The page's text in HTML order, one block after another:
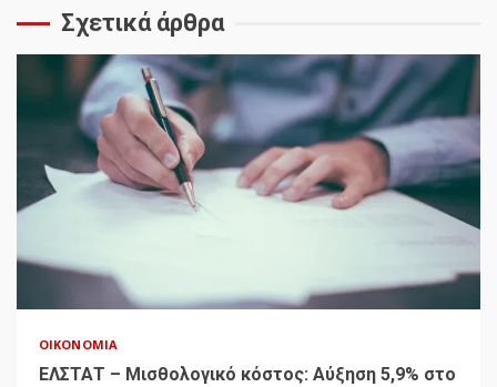
Σχετικά άρθρα
ΟΙΚΟΝΟΜΊΑ
ΕΛΣΤΑΤ – Μισθολογικό κόστος: Αύξηση 5,9% στο